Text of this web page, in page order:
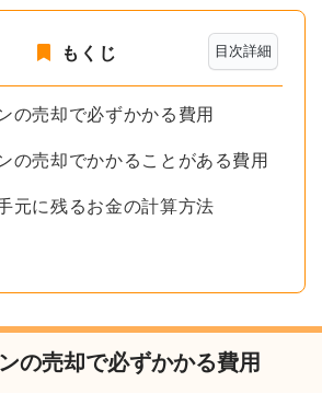
目次詳細
もくじ
の売却で必ずかかる費用
の売却でかかることがある費用
元に残るお金の計算方法
の売却で必ずかかる費用